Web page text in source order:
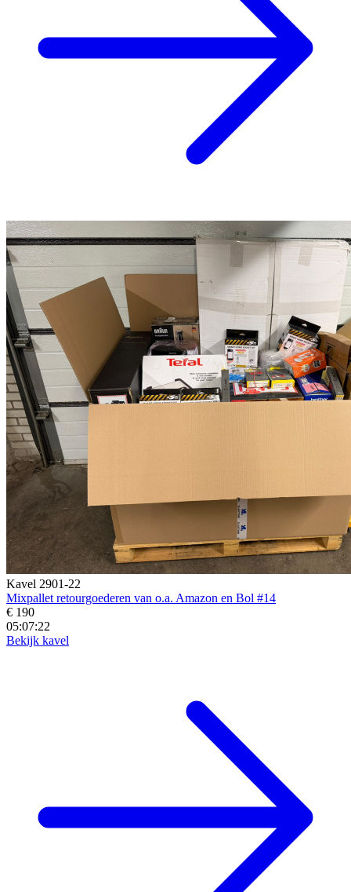
Kavel 2901-22
Mixpallet retourgoederen van o.a. Amazon en Bol #14
€ 190
05:07:21
Bekijk kavel